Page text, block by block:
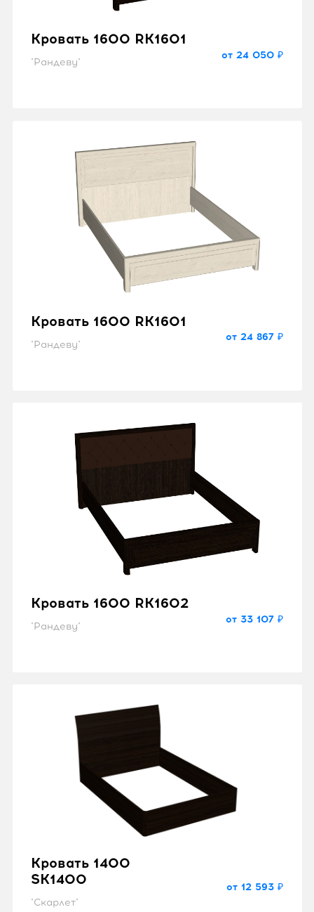
Кровать 1600 RK1601
"Рандеву"
от 24 050 ₽
Кровать 1600 RK1601
"Рандеву"
от 24 867 ₽
Кровать 1600 RK1602
"Рандеву"
от 33 107 ₽
Кровать 1400
SK1400
"Скарлет"
от 12 593 ₽